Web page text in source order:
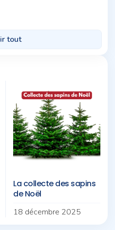
La collecte des sapins
de Noël
18 décembre 2025